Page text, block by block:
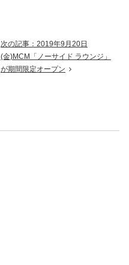
次の記事：2019年9月20日
(金)MCM「ノーサイド ラウンジ」
が期間限定オープン